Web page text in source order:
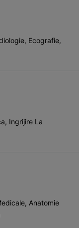
Ecografie,
Ingrijire La
Anatomie